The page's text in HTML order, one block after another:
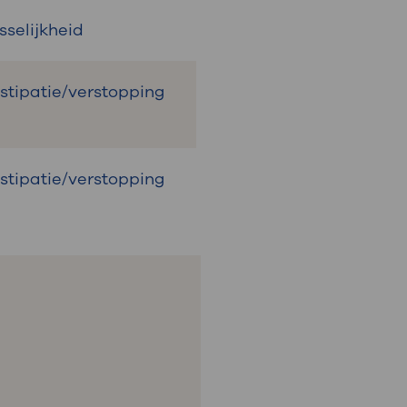
verstopping
verstopping